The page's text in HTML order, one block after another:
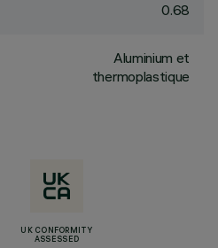
0.68
Aluminium et
thermoplastique
UK CONFORMITY
ASSESSED